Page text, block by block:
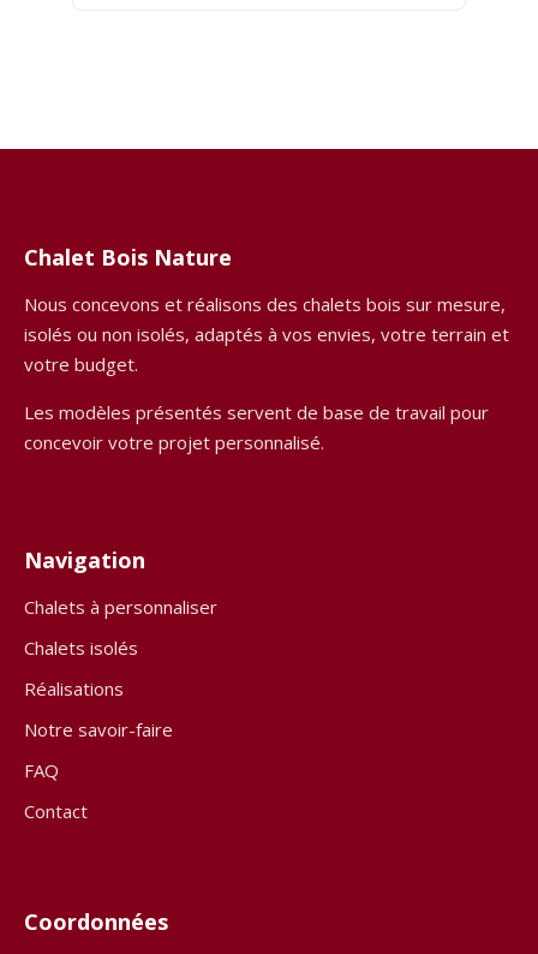
Chalet Bois Nature
Nous concevons et réalisons des chalets bois sur mesure,
isolés ou non isolés, adaptés à vos envies, votre terrain et
votre budget.
Les modèles présentés servent de base de travail pour
concevoir votre projet personnalisé.
Navigation
Chalets à personnaliser
Chalets isolés
Réalisations
Notre savoir-faire
FAQ
Contact
Coordonnées